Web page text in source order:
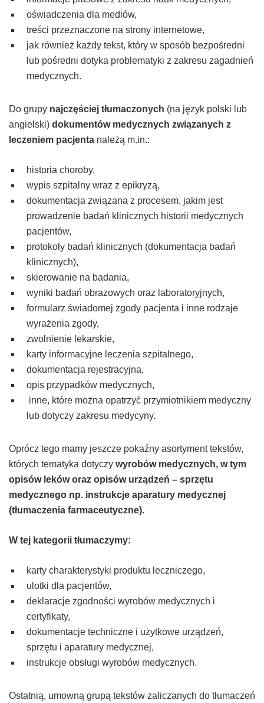
oświadczenia dla mediów,
treści przeznaczone na strony internetowe,
jak również każdy tekst, który w sposób bezpośredni
lub pośredni dotyka problematyki z zakresu zagadnień
medycznych.
Do grupy najczęściej tłumaczonych (na język polski lub
angielski) dokumentów medycznych związanych z
leczeniem pacjenta należą m.in.:
historia choroby,
wypis szpitalny wraz z epikryzą,
dokumentacja związana z procesem, jakim jest
prowadzenie badań klinicznych historii medycznych
pacjentów,
protokoły badań klinicznych (dokumentacja badań
klinicznych),
skierowanie na badania,
wyniki badań obrazowych oraz laboratoryjnych,
formularz świadomej zgody pacjenta i inne rodzaje
wyrażenia zgody,
zwolnienie lekarskie,
karty informacyjne leczenia szpitalnego,
dokumentacja rejestracyjna,
opis przypadków medycznych,
inne, które można opatrzyć przymiotnikiem medyczny
lub dotyczy zakresu medycyny.
Oprócz tego mamy jeszcze pokaźny asortyment tekstów,
których tematyka dotyczy wyrobów medycznych, w tym
opisów leków oraz opisów urządzeń – sprzętu
medycznego np. instrukcje aparatury medycznej
(tłumaczenia farmaceutyczne).
W tej kategorii tłumaczymy:
karty charakterystyki produktu leczniczego,
ulotki dla pacjentów,
deklaracje zgodności wyrobów medycznych i
certyfikaty,
dokumentacje techniczne i użytkowe urządzeń,
sprzętu i aparatury medycznej,
instrukcje obsługi wyrobów medycznych.
Ostatnią, umowną grupą tekstów zaliczanych do tłumaczeń